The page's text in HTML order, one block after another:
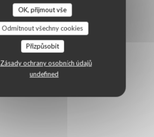
OK, přijmout vše
Odmítnout všechny cookies
Přizpůsobit
Zásady ochrany osobních údajů
undefined